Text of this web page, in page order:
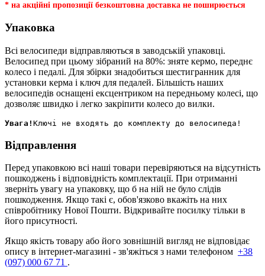
* на акційні пропозиції безкоштовна доставка не поширюється
Упаковка
Всі велосипеди відправляються в заводській упаковці.
Велосипед при цьому зібраний на 80%: зняте кермо, переднє
колесо і педалі. Для збірки знадобиться шестигранник для
установки керма і ключ для педалей. Більшість наших
велосипедів оснащені ексцентриком на передньому колесі, що
дозволяє швидко і легко закріпити колесо до вилки.
Увага!
Відправлення
Перед упаковкою всі наші товари перевіряються на відсутність
пошкоджень і відповідність комплектації. При отриманні
зверніть увагу на упаковку, що б на ній не було слідів
пошкодження. Якщо такі є, обов'язково вкажіть на них
співробітнику Нової Пошти. Відкривайте посилку тільки в
його присутності.
Якщо якість товару або його зовнішній вигляд не відповідає
опису в інтернет-магазині - зв'яжіться з нами телефоном +38
(097) 000 67 71 .